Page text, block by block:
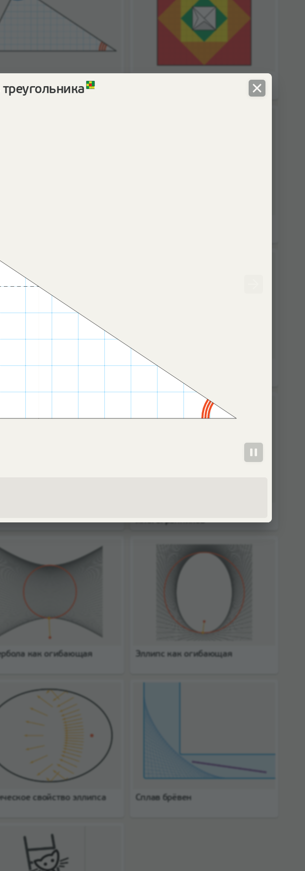
ли простых чисел? Правильные многогранники
многогранников
как огибающая Эллипс как огибающая
свойство эллипса Сплав брёвен